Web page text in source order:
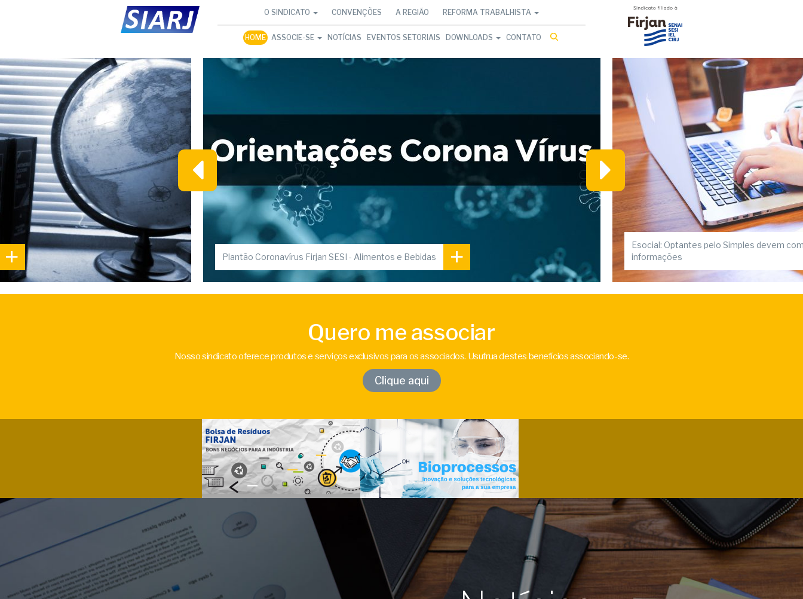
O SINDICATO CONVENÇÕES A REGIÃO REFORMA TRABALHISTA
HOME ASSOCIE-SE NOTÍCIAS EVENTOS SETORIAIS DOWNLOADS CONTATO
Buscar
no
+ Plantão Coronavírus Firjan SESI - Alimentos e Bebidas +
Esocial: Optantes pelo Simples devem
informações
Quero me associar
Nosso sindicato oferece produtos e serviços exclusivos para os associados. Usufrua destes benefícios associando-se.
Clique aqui